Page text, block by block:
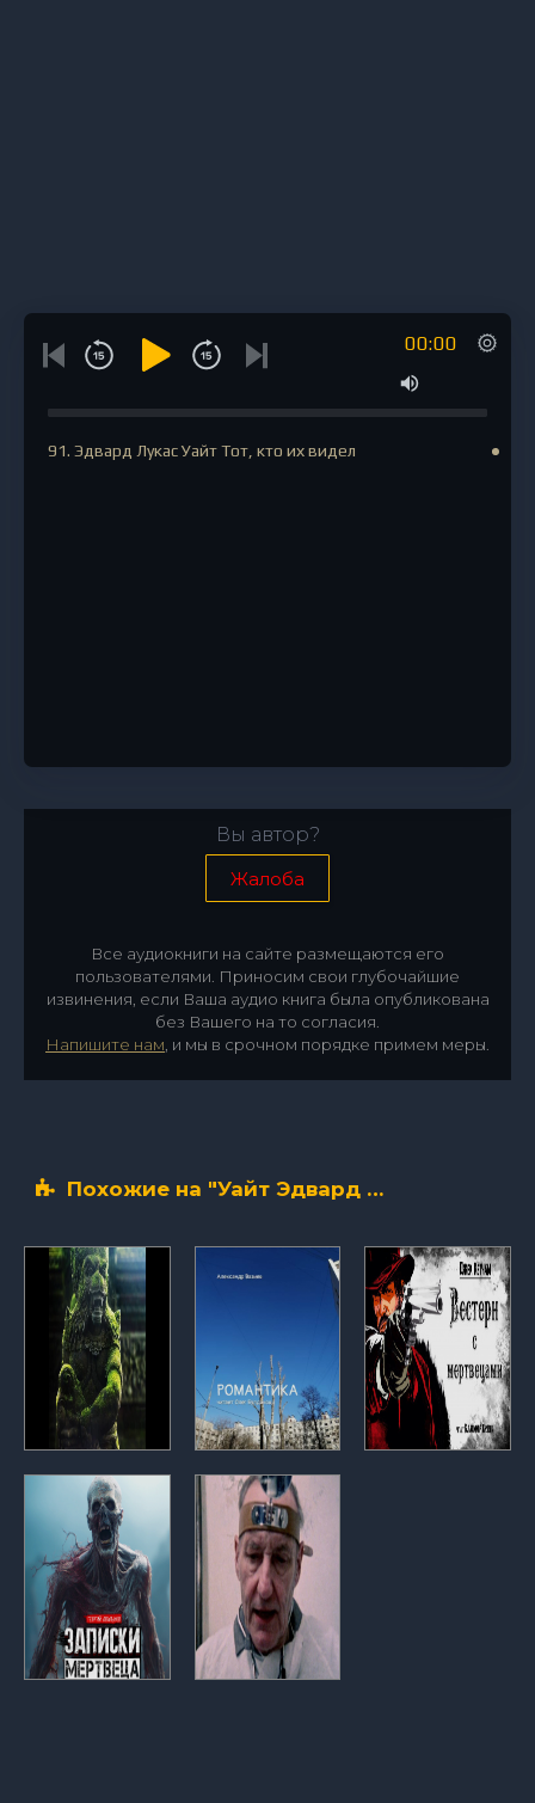
00:00
91. Эдвард Лукас Уайт Тот, кто их видел
Вы автор?
Жалоба
Все аудиокниги на сайте размещаются его
пользователями. Приносим свои глубочайшие
извинения, если Ваша аудио книга была опубликована
без Вашего на то согласия.
Напишите нам , и мы в срочном порядке примем меры.
Похожие на "Уайт Эдвард Лукас – Тот, кто их видел" аудиокниги слушать бесплатно полные версии